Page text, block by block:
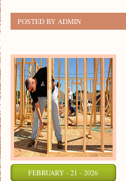
POSTED BY ADMIN
FEBRUARY - 21 - 2026